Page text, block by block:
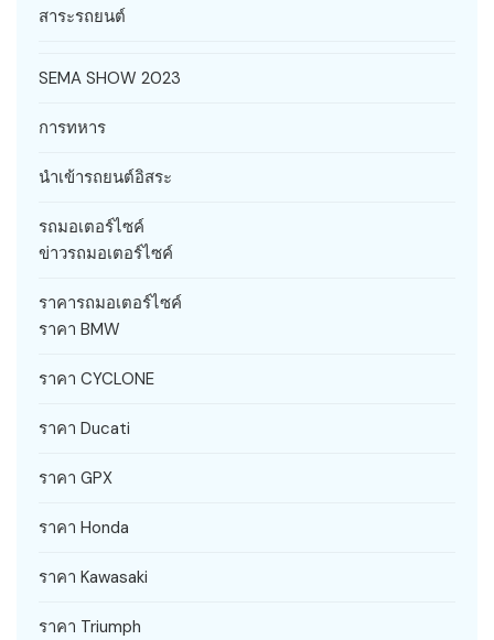
สาระรถยนต์
SEMA SHOW 2023
การทหาร
นำเข้ารถยนต์อิสระ
รถมอเตอร์ไซค์
ข่าวรถมอเตอร์ไซค์
ราคารถมอเตอร์ไซค์
ราคา BMW
ราคา CYCLONE
ราคา Ducati
ราคา GPX
ราคา Honda
ราคา Kawasaki
ราคา Triumph